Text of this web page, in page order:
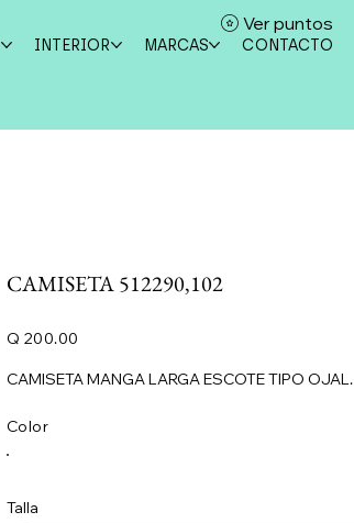
INTERIOR MARCAS CONTACTO
Ver puntos
CAMISETA 512290,102
Q 200.00
CAMISETA MANGA LARGA ESCOTE TIPO OJAL.
Color
Talla